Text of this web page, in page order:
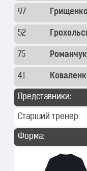
97 Грищенко
52
75 Романчук
41
Представники:
Старший тренер
Форма: